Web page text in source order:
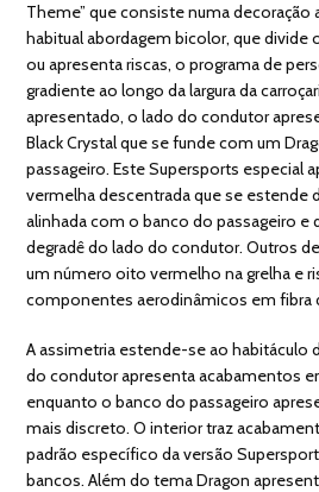
Theme” que consiste numa decoração
habitual abordagem bicolor, que
ou apresenta riscas, o programa de
gradiente ao longo da largura da
apresentado, o lado do condutor
Black Crystal que se funde com um
passageiro. Este Supersports especial
vermelha descentrada que se estende
alinhada com o banco do passageiro e
degradê do lado do condutor. Outros
um número oito vermelho na grelha e
componentes aerodinâmicos em fibra
A assimetria estende-se ao habitáculo
do condutor apresenta acabamentos
enquanto o banco do passageiro
mais discreto. O interior traz
padrão específico da versão
bancos. Além do tema Dragon